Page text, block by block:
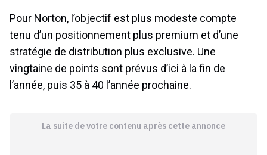
Pour Norton, l’objectif est plus modeste compte
tenu d’un positionnement plus premium et d’une
stratégie de distribution plus exclusive. Une
vingtaine de points sont prévus d’ici à la fin de
l’année, puis 35 à 40 l’année prochaine.
La suite de votre contenu après cette annonce